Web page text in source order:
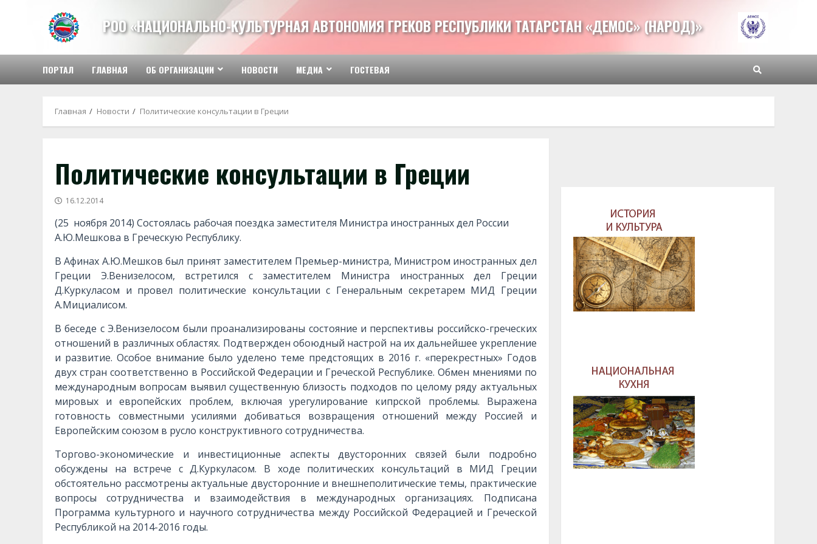
содержимому
РОО «НАЦИОНАЛЬНО-КУЛЬТУРНАЯ АВТОНОМИЯ ГРЕКОВ РЕСПУБЛИКИ ТАТАРСТАН «ДЕМОС» (НАРОД)»
ПОРТАЛ ГЛАВНАЯ ОБ ОРГАНИЗАЦИИ НОВОСТИ МЕДИА ГОСТЕВАЯ
Главная Новости Политические консультации в Греции
Политические консультации в Греции
16.12.2014
(25 ноября 2014) Состоялась рабочая поездка заместителя Министра иностранных дел России
А.Ю.Мешкова в Греческую Республику.
В Афинах А.Ю.Мешков был принят заместителем Премьер-министра, Министром иностранных дел
Греции Э.Венизелосом, встретился с заместителем Министра иностранных дел Греции
Д.Куркуласом и провел политические консультации с Генеральным секретарем МИД Греции
А.Мициалисом.
В беседе с Э.Венизелосом были проанализированы состояние и перспективы российско-греческих
отношений в различных областях. Подтвержден обоюдный настрой на их дальнейшее укрепление
и развитие. Особое внимание было уделено теме предстоящих в 2016 г. «перекрестных» Годов
двух стран соответственно в Российской Федерации и Греческой Республике. Обмен мнениями по
международным вопросам выявил существенную близость подходов по целому ряду актуальных
мировых и европейских проблем, включая урегулирование кипрской проблемы. Выражена
готовность совместными усилиями добиваться возвращения отношений между Россией и
Европейским союзом в русло конструктивного сотрудничества.
Торгово-экономические и инвестиционные аспекты двусторонних связей были подробно
обсуждены на встрече с Д.Куркуласом. В ходе политических консультаций в МИД Греции
обстоятельно рассмотрены актуальные двусторонние и внешнеполитические темы, практические
вопросы сотрудничества и взаимодействия в международных организациях. Подписана
Программа культурного и научного сотрудничества между Российской Федерацией и Греческой
Республикой на 2014-2016 годы.